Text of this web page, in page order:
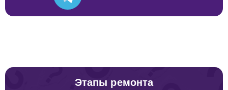
Этапы ремонта